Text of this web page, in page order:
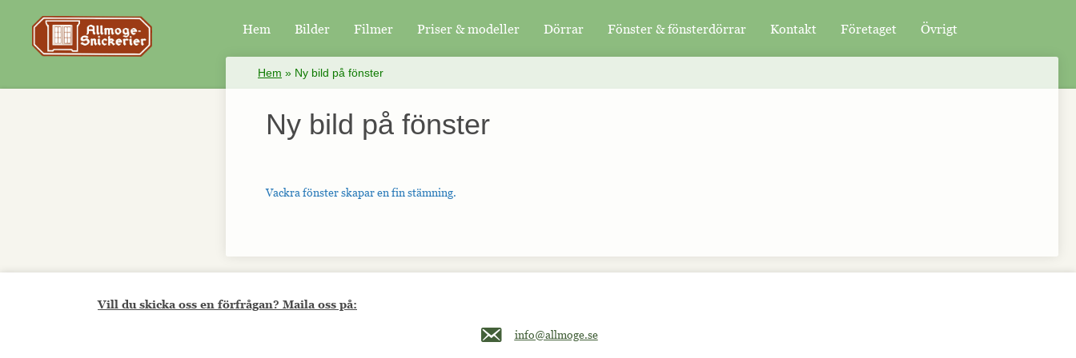
Hem Bilder Filmer Priser & modeller Dörrar Fönster & fönsterdörrar Kontakt Företaget Övrigt
Hem » Ny bild på fönster
Ny bild på fönster
Vackra fönster skapar en fin stämning.
Vill du skicka oss en förfrågan? Maila oss på:
Maila oss på info@allmoge.se
info@allmoge.se